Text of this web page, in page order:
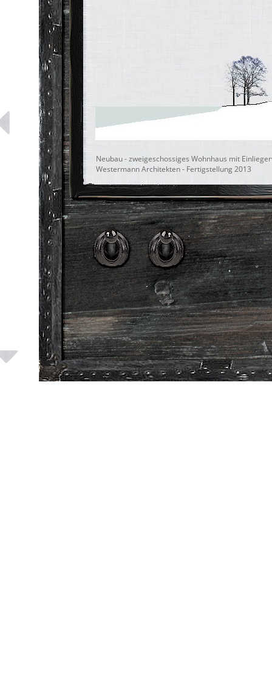
Neubau - zweigeschossiges Wohnhaus mit
Westermann Architekten - Fertigstellung 2013